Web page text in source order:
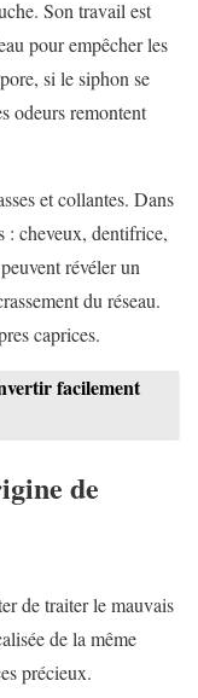
Son travail est
pour empêcher les
si le siphon se
odeurs remontent
et collantes. Dans
: cheveux, dentifrice,
révéler un
du réseau.
caprices.
facilement
de
de traiter le mauvais
de la même
précieux.